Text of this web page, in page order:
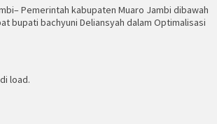
Pemerintah kabupaten Muaro Jambi dibawah
bupati bachyuni Deliansyah dalam Optimalisasi
load.